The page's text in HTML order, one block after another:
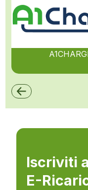
Iscriviti
E-